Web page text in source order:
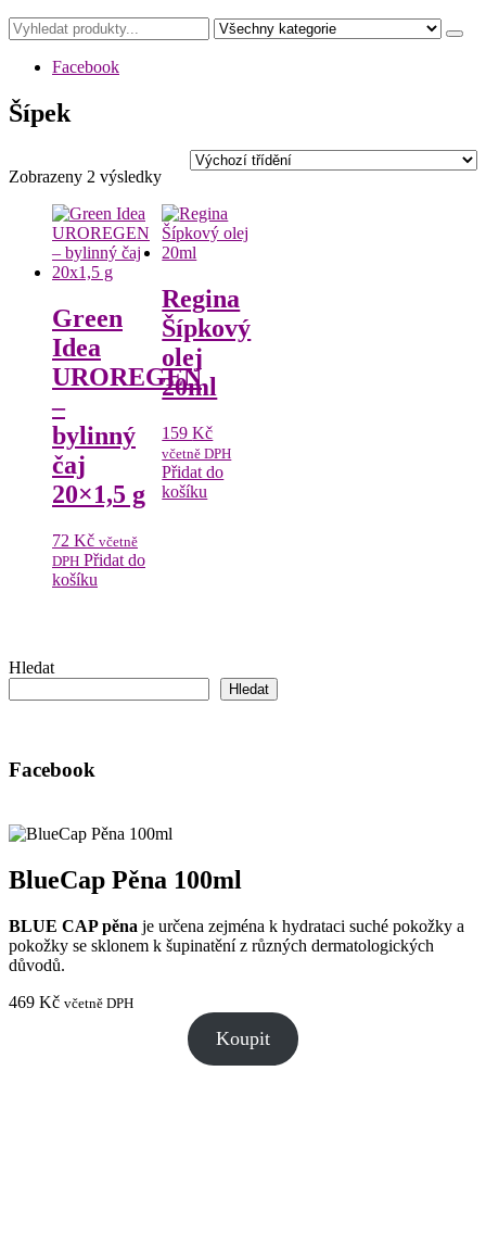
Facebook
Šípek
Zobrazeny 2 výsledky
Green
Idea
UROREGEN
–
bylinný
čaj
20×1,5 g
72 Kč včetně
DPH Přidat do
košíku
Regina
Šípkový
olej
20ml
159Kč
včetně DPH
Přidat do
košíku
Hledat
Hledat
Facebook
BlueCap Pěna 100ml
BLUE CAP pěna je určena zejména k hydrataci suché pokožky a
pokožky se sklonem k šupinatění z různých dermatologických
důvodů.
469 Kč včetně DPH
Koupit